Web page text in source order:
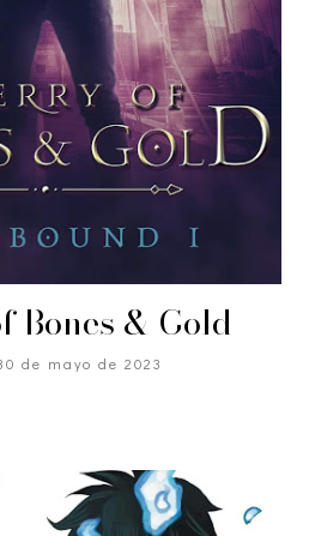
Bones & Gold
de mayo de 2023